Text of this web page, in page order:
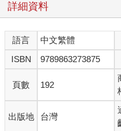
詳細資料
語言 中文繁體
ISBN
9789863273875
頁數 192
出版地 台灣